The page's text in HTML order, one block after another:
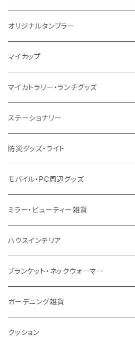
シーチング
8oz
10oz
デニム・デニムライク
ポリエステル
再生不織布
不織布
保冷
スウェット
12oz
ポリエステル
不織布
保冷
5oz
キャンパス
ポリエステル
不織布
スウェット
ランチグッズ
ハンカチ
傘
再生ファブリック
キャンパス
デニム・デニムライク
ポリエステル
不織布
保冷
EVA
防水
ナイロン
オーガニックコットン
再生ファブリック
フェアトレードコットン
デニム・デニムライク
ポリエステル
リネン
ステンレスサーモ
ステンレス
アルミ
クリアボトル
カスタムデザインボトル
オリジナルタンブラー
サーモタンブラー
ステンレス2層タンブラー
プラスチック2層タンブラー
アルミタンブラー
バンブータンブラー
コーヒー配合タンブラー
カスタムデザインタンブラー
マイカップ
サーモ
ステンレス
バンブー
コーヒー配合
プラスチック
陶器
磁器マグ・湯呑
カスタムデザイン
マイカトラリー・ランチグッズ
カトラリー
フードポット
コースター
ドリンク用品
保存容器
キッチンツール
ステーショナリー
単色ボールペン
多機能ペン
ペンケース
メモ
ノート
付箋
トレイ
防災グッズ・ライト
防災セット
ラジオ・スピーカー
ハンディライト
デスクライト
付属ライト
ランタン
モバイル・PC周辺グッズ
チャージャー
充電器
モバイルスタンド
モバイルリング
アクセサリー・スマホケース
ミラー・ビューティー雑貨
折りたたみ式ミラー
スライド式ミラー
ケース付きミラー
手持ちミラー
ハウスインテリア
ピクチャーボード、ポスター
フォトフレーム、スタンド
キーホルダー
ブランケット・ネックウォーマー
ブランケット
ネックウォーマー
ガーデニング雑貨
F.O.B COOP
クッション